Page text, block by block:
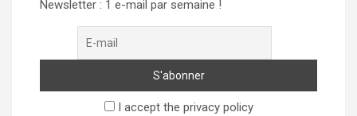
Newsletter : 1 e-mail par semaine !
I accept the privacy policy